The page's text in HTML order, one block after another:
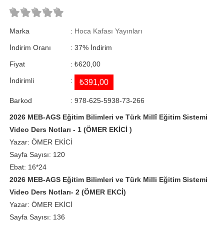
Marka : Hoca Kafası Yayınları
İndirim Oranı : %
37 İndirim
Fiyat : ₺620,00
İndirimli : ₺391,00
Barkod : 978-625-5938-73-266
2026 MEB-AGS Eğitim Bilimleri ve Türk Millî Eğitim Sistemi
Video Ders Notları - 1 (ÖMER EKİCİ )
Yazar: ÖMER EKİCİ
Sayfa Sayısı: 120
Ebat: 16*24
2026 MEB-AGS Eğitim Bilimleri ve Türk Milli Eğitim Sistemi
Video Ders Notları- 2 (ÖMER EKCİ)
Yazar: ÖMER EKİCİ
Sayfa Sayısı: 136